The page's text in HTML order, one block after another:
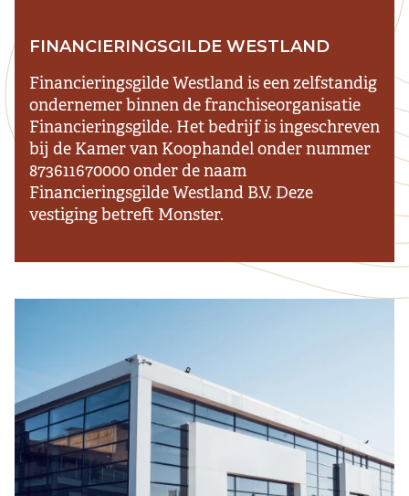
FINANCIERINGSGILDE WESTLAND
Financieringsgilde Westland is een zelfstandig
ondernemer binnen de franchiseorganisatie
Financieringsgilde. Het bedrijf is ingeschreven
bij de Kamer van Koophandel onder nummer
873611670000 onder de naam
Financieringsgilde Westland B.V. Deze
vestiging betreft Monster.